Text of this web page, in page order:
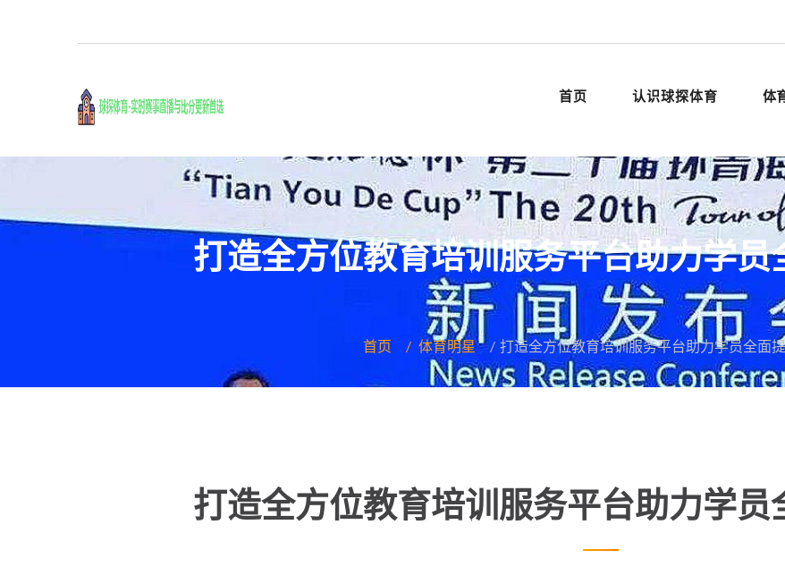
首页 认识球探体育 体
打造全方位教育培训服务平台助力学员
首页 体育明星 打造全方位教育培训服务平台助力学员全面
打造全方位教育培训服务平台助力学员